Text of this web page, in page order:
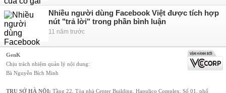
Nhiều người dùng Facebook Việt được tích hợp
nút "trả lời" trong phần bình luận
11 năm trước
GenK
Chịu trách nhiệm quản lý nội dung:
Bà Nguyễn Bích Minh
TRỤ SỞ HÀ NỘI: Tầng 22, Tòa nhà Center Building, Hapulico Complex, Số 01, phố